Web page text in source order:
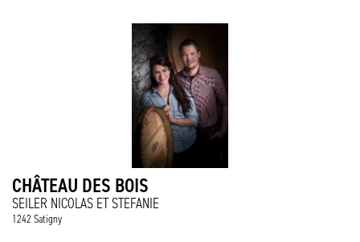
CHÂTEAU DES BOIS
SEILER NICOLAS ET STEFANIE
1242 Satigny